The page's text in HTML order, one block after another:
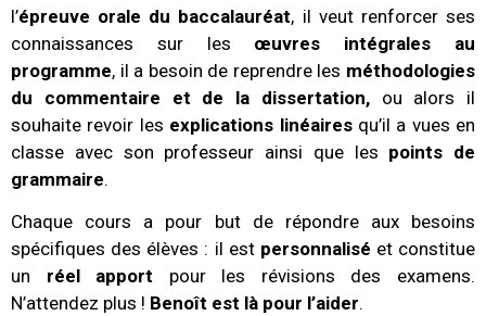
l’épreuve orale du baccalauréat, il veut renforcer ses
connaissances sur les œuvres intégrales au
programme, il a besoin de reprendre les méthodologies
du commentaire et de la dissertation,ou alors il
souhaite revoir les explications linéairesqu’il a vues en
classe avec son professeur ainsi que les points de
grammaire.
Chaque cours a pour but de répondre aux besoins
spécifiques des élèves : il est personnalisé et constitue
un réel apport pour les révisions des examens.
N’attendez plus ! Benoît est là pour l’aider.